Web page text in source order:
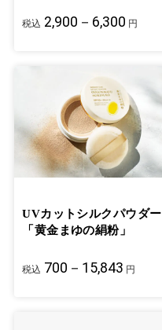
税込 2,900－6,300 円
UVカットシルクパウダー
「黄金まゆの絹粉」
税込 700－15,843 円